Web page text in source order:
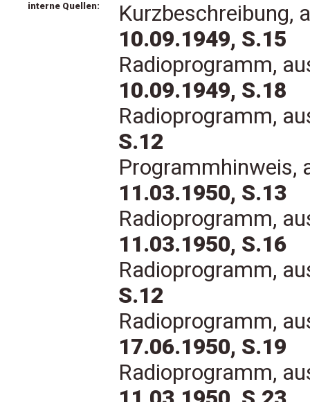
interne Quellen:
Kurzbeschreibung,
10.09.1949, S.15
Radioprogramm,
10.09.1949, S.18
Radioprogramm,
S.12
Programmhinweis,
11.03.1950, S.13
Radioprogramm,
11.03.1950, S.16
Radioprogramm,
S.12
Radioprogramm,
17.06.1950, S.19
Radioprogramm,